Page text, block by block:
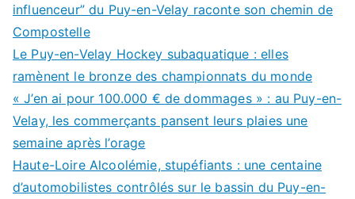
influenceur” du Puy-en-Velay raconte son chemin de
Compostelle
Le Puy-en-Velay Hockey subaquatique : elles
ramènent le bronze des championnats du monde
« J’en ai pour 100.000 € de dommages » : au Puy-en-
Velay, les commerçants pansent leurs plaies une
semaine après l’orage
Haute-Loire Alcoolémie, stupéfiants : une centaine
d’automobilistes contrôlés sur le bassin du Puy-en-